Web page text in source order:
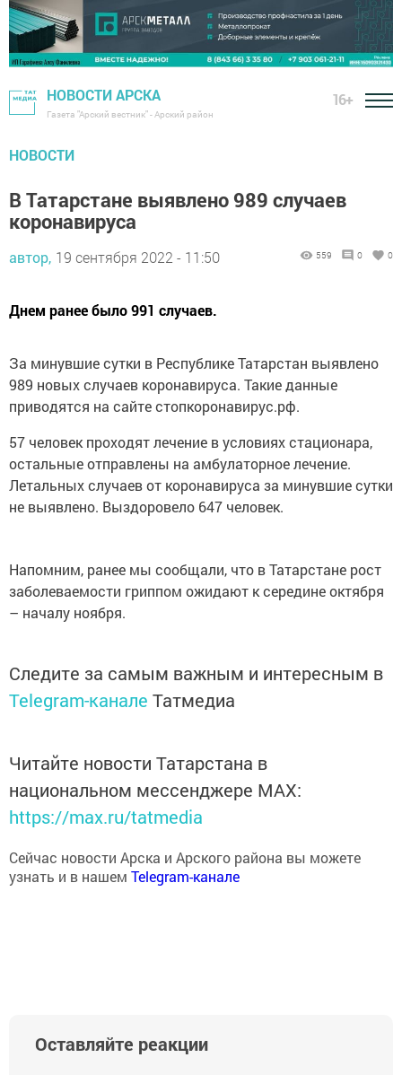
НОВОСТИ АРСКА
Газета "Арский вестник" - Арский район
16+
НОВОСТИ
В Татарстане выявлено 989 случаев
коронавируса
автор, 19 сентября 2022 - 11:50 559 0 0
Днем ранее было 991 случаев.
За минувшие сутки в Республике Татарстан выявлено
989 новых случаев коронавируса. Такие данные
приводятся на сайте стопкоронавирус.рф.
57 человек проходят лечение в условиях стационара,
остальные отправлены на амбулаторное лечение.
Летальных случаев от коронавируса за минувшие сутки
не выявлено. Выздоровело 647 человек.
Напомним, ранее мы сообщали, что в Татарстане рост
заболеваемости гриппом ожидают к середине октября
– началу ноября.
Следите за самым важным и интересным в
Telegram-канале Татмедиа
Читайте новости Татарстана в
национальном мессенджере MАХ:
https://max.ru/tatmedia
Сейчас новости Арска и Арского района вы можете
узнать и в нашем Telegram-канале
Оставляйте реакции